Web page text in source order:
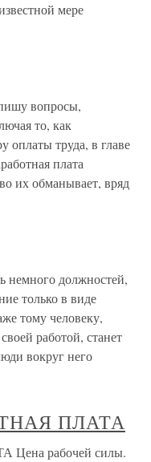
мере
вопросы,
то, как
оплаты труда, в главе
плата
их обманывает, вряд
немного должностей,
только в виде
тому человеку,
работой, станет
вокруг него
ПЛАТА
рабочей силы.